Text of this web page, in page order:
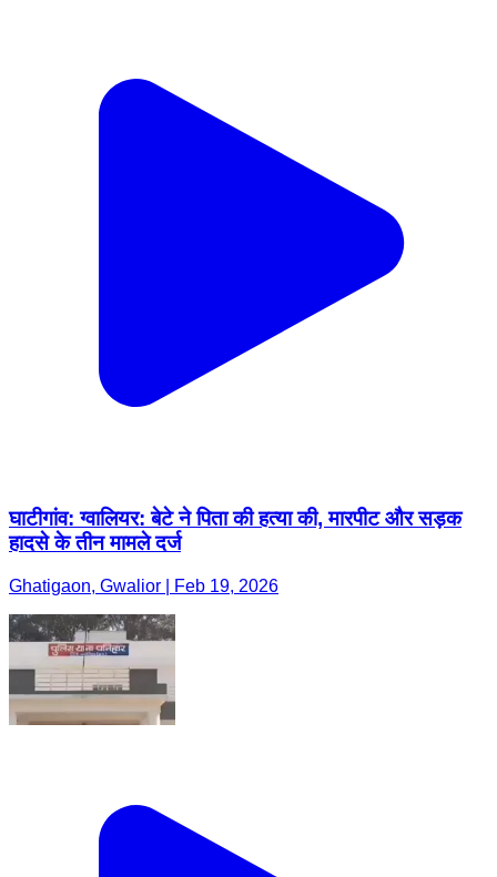
घाटीगांव: ग्वालियर: बेटे ने पिता की हत्या की, मारपीट और सड़क
हादसे के तीन मामले दर्ज
Ghatigaon, Gwalior | Feb 19, 2026